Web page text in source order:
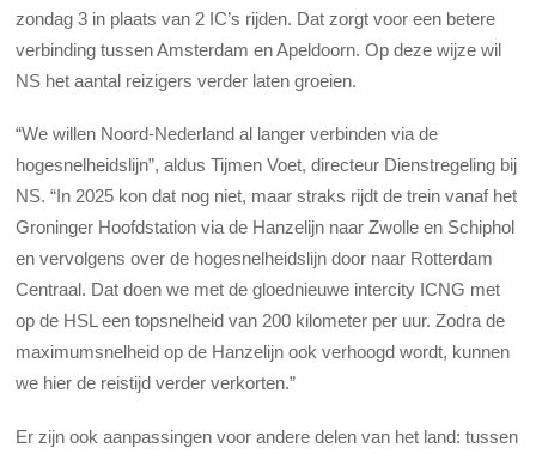
zondag 3 in plaats van 2 IC’s rijden. Dat zorgt voor een betere
verbinding tussen Amsterdam en Apeldoorn. Op deze wijze wil
NS het aantal reizigers verder laten groeien.
“We willen Noord-Nederland al langer verbinden via de
hogesnelheidslijn”, aldus Tijmen Voet, directeur Dienstregeling bij
NS. “In 2025 kon dat nog niet, maar straks rijdt de trein vanaf het
Groninger Hoofdstation via de Hanzelijn naar Zwolle en Schiphol
en vervolgens over de hogesnelheidslijn door naar Rotterdam
Centraal. Dat doen we met de gloednieuwe intercity ICNG met
op de HSL een topsnelheid van 200 kilometer per uur. Zodra de
maximumsnelheid op de Hanzelijn ook verhoogd wordt, kunnen
we hier de reistijd verder verkorten.”
Er zijn ook aanpassingen voor andere delen van het land: tussen